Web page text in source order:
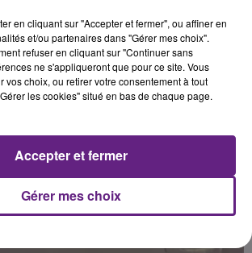
en cliquant sur "Accepter et fermer", ou affiner en
et/ou partenaires dans "Gérer mes choix".
refuser en cliquant sur "Continuer sans
ne s'appliqueront que pour ce site. Vous
vos choix, ou retirer votre consentement à tout
les cookies" situé en bas de chaque page.
Gérer mes choix
Accepter et fermer